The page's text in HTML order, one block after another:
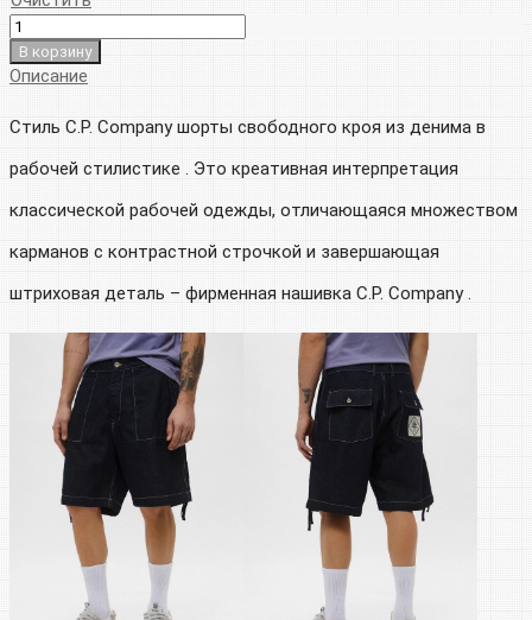
В корзину
Описание
Cтиль C.P. Company шорты свободного кроя из денима в
рабочей стилистике . Это креативная интерпретация
классической рабочей одежды, отличающаяся множеством
карманов с контрастной строчкой и завершающая
штриховая деталь – фирменная нашивка C.P. Company .